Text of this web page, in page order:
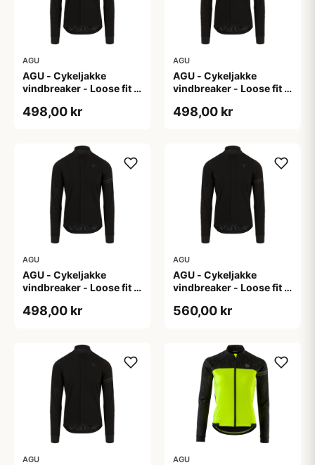
AGU
AGU - Cykeljakke
vindbreaker - Loose fit -
498,00 kr
AGU
AGU - Cykeljakke
vindbreaker - Loose fit -
498,00 kr
AGU
AGU - Cykeljakke
vindbreaker - Loose fit -
498,00 kr
AGU
AGU - Cykeljakke
vindbreaker - Loose fit -
560,00 kr
AGU AGU